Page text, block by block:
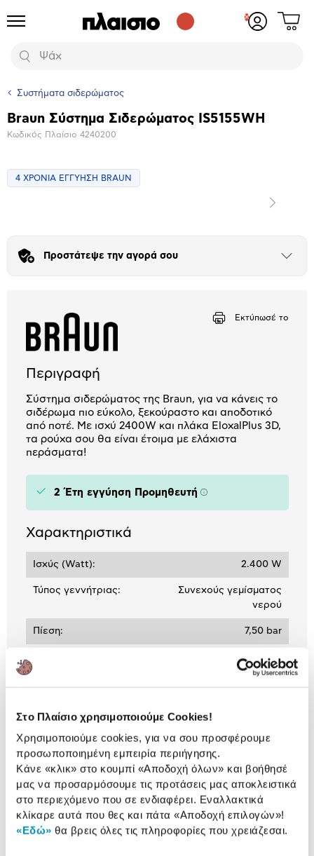
Στο Πλαίσιο χρησιμοποιούμε Cookies!
Χρησιμοποιούμε cookies, για να σου προσφέρουμε
προσωποποιημένη εμπειρία περιήγησης.
Κάνε «κλικ» στο κουμπί «Αποδοχή όλων» και βοήθησέ
μας να προσαρμόσουμε τις προτάσεις μας αποκλειστικά
στο περιεχόμενο που σε ενδιαφέρει. Εναλλακτικά
κλίκαρε αυτά που θες και πάτα «Αποδοχή επιλογών»!
«Εδώ» θα βρεις όλες τις πληροφορίες που χρειάζεσαι.
Προϊόντα
Αναζήτηση
Δες
Συστήματα σιδερώματος
Βασικά
Braun Σύστημα Σιδερώματος IS5155WH
Κωδικός Πλαίσιο 4240200
4 ΧΡΟΝΙΑ ΕΓΓΥΗΣΗ BRAUN
Επόμενο
Προστάτεψε την αγορά σου
Άνοιξε
Εκτύπωσέ το
Περιγραφή
Σύστημα σιδερώματος της Braun, για να κάνεις το
σιδέρωμα πιο εύκολο, ξεκούραστο και αποδοτικό
από ποτέ. Με ισχύ 2400W και πλάκα EloxalPlus 3D,
τα ρούχα σου θα είναι έτοιμα με ελάχιστα
περάσματα!
2 Έτη εγγύηση Προμηθευτή Πληροφορίες
Χαρακτηριστικά
Ισχύς (Watt): 2.400 W
Τύπος γεννήτριας:
Συνεχούς γεμίσματος
νερού
Πίεση: 7,50 bar
125 Gr/min
Αναλυτική
παρουσίαση
Αναλυτική παρουσίαση
Προδιαγραφές
προϊόντος
Χαρακτηριστικά
Αξιολογήσεις
Αξιολογήσεις